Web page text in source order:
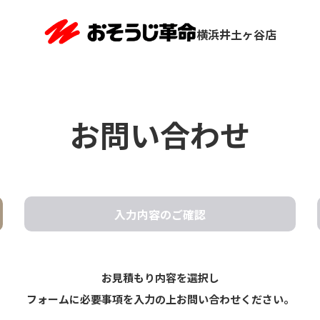
横浜井土ヶ谷店
お問い合わせ
入力内容のご確認
お見積もり内容を選択し
フォームに必要事項を入力の上お問い合わせください。